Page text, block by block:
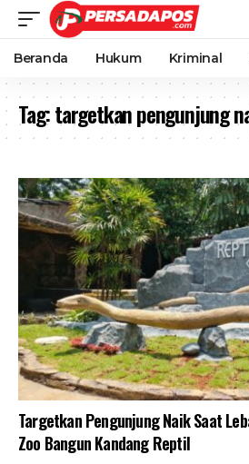
Beranda Hukum Kriminal
Tag:targetkan pengunjung
Targetkan Pengunjung Naik Saat
Zoo Bangun Kandang Reptil